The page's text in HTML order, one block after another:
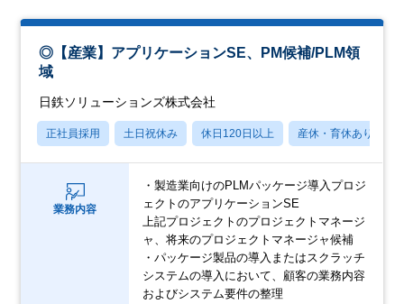
◎【産業】アプリケーションSE、PM候補/PLM領
域
日鉄ソリューションズ株式会社
正社員採用 土日祝休み 休日120日以上 産休・育休あり
業務内容
・製造業向けのPLMパッケージ導入プロジ
ェクトのアプリケーションSE
上記プロジェクトのプロジェクトマネージ
ャ、将来のプロジェクトマネージャ候補
・パッケージ製品の導入またはスクラッチ
システムの導入において、顧客の業務内容
およびシステム要件の整理